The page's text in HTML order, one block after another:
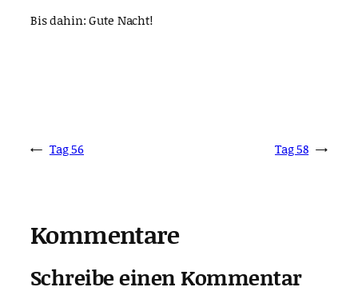
Bis dahin: Gute Nacht!
← Tag 56 Tag 58 →
Kommentare
Schreibe einen Kommentar